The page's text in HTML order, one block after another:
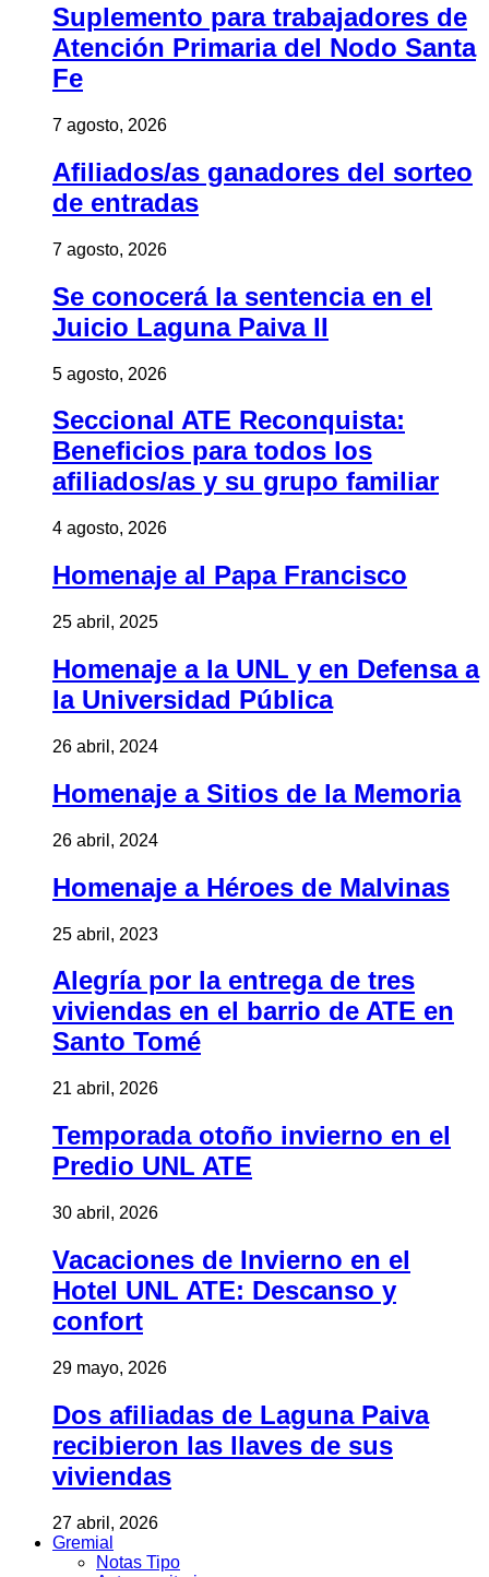
Suplemento para trabajadores de
Atención Primaria del Nodo Santa
Fe
7 agosto, 2026
Afiliados/as ganadores del sorteo
de entradas
7 agosto, 2026
Se conocerá la sentencia en el
Juicio Laguna Paiva II
5 agosto, 2026
Seccional ATE Reconquista:
Beneficios para todos los
afiliados/as y su grupo familiar
4 agosto, 2026
Homenaje al Papa Francisco
25 abril, 2025
Homenaje a la UNL y en Defensa a
la Universidad Pública
26 abril, 2024
Homenaje a Sitios de la Memoria
26 abril, 2024
Homenaje a Héroes de Malvinas
25 abril, 2023
Alegría por la entrega de tres
viviendas en el barrio de ATE en
Santo Tomé
21 abril, 2026
Temporada otoño invierno en el
Predio UNL ATE
30 abril, 2026
Vacaciones de Invierno en el
Hotel UNL ATE: Descanso y
confort
29 mayo, 2026
Dos afiliadas de Laguna Paiva
recibieron las llaves de sus
viviendas
27 abril, 2026
Gremial
Notas Tipo